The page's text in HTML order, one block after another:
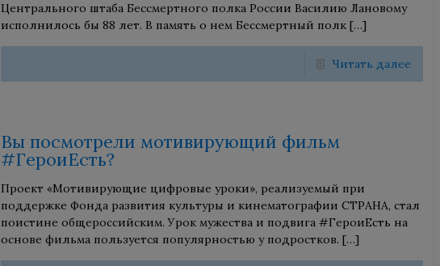
Центрального штаба Бессмертного полка России Василию Лановому
исполнилось бы 88 лет. В память о нем Бессмертный полк[…]
Читать далее
Вы посмотрели мотивирующий фильм
#ГероиЕсть?
Проект «Мотивирующие цифровые уроки», реализуемый при
поддержке Фонда развития культуры и кинематографии СТРАНА, стал
поистине общероссийским. Урок мужества и подвига #ГероиЕсть на
основе фильма пользуется популярностью у подростков. […]